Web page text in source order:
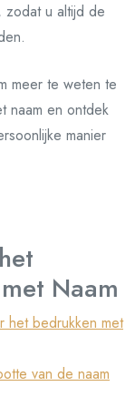
zodat u altijd de
meer te weten te
naam en ontdek
manier
Naam
het bedrukken met
van de naam